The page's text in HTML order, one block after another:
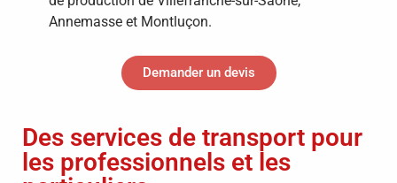
Annemasse et Montluçon.
Demander un devis
Des services de transport pour
les professionnels et les